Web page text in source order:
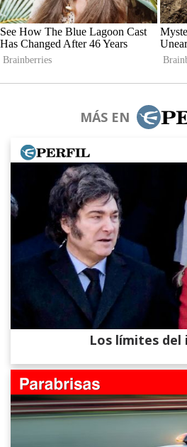
MÁS EN
Los límites del